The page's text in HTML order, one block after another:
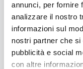
annunci, per fornire
analizzare il nostro
informazioni sul
nostri partner che
pubblicità e social
con altre
LINEA GATTO